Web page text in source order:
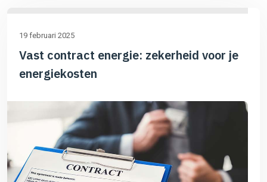
19 februari 2025
Vast contract energie: zekerheid voor je
energiekosten